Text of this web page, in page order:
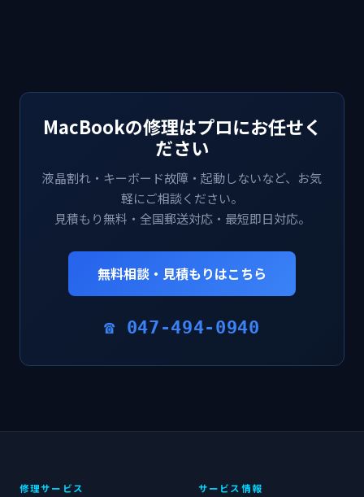
MacBookの修理はプロにお任せく
ださい
液晶割れ・キーボード故障・起動しないなど、お気
軽にご相談ください。
見積もり無料・全国郵送対応・最短即日対応。
無料相談・見積もりはこちら
☎ 047-494-0940
修理サービス サービス情報